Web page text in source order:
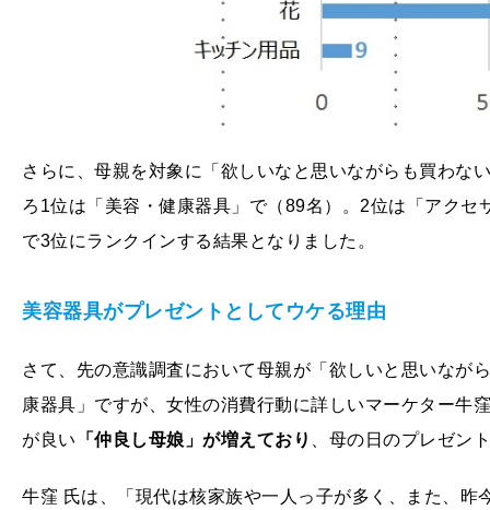
さらに、母親を対象に「欲しいなと思いながらも買わな
ろ1位は「美容・健康器具」で（89名）。2位は「アク
で3位にランクインする結果となりました。
美容器具がプレゼントとしてウケる理由
さて、先の意識調査において母親が「欲しいと思いなが
康器具」ですが、女性の消費行動に詳しいマーケター牛
が良い 「仲良し母娘」が増えており 、母の日のプレゼン
牛窪 氏は、「現代は核家族や一人っ子が多く、また、